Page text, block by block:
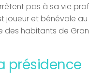
pas à sa vie
joueur et bénévole
des habitants de
présidence